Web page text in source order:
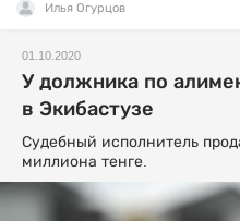
Илья Огурцов
01.10.2020
У должника по
в Экибастузе
Судебный исполнитель
миллиона тенге.